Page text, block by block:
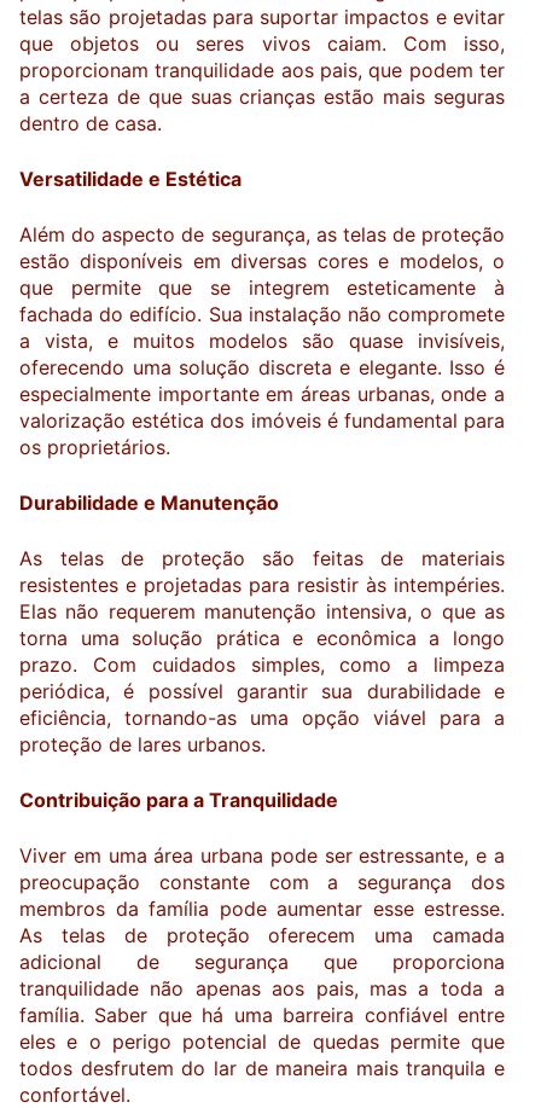
telas são projetadas para suportar impactos e evitar
que objetos ou seres vivos caiam. Com isso,
proporcionam tranquilidade aos pais, que podem ter
a certeza de que suas crianças estão mais seguras
dentro de casa.
Versatilidade e Estética
Além do aspecto de segurança, as telas de proteção
estão disponíveis em diversas cores e modelos, o
que permite que se integrem esteticamente à
fachada do edifício. Sua instalação não compromete
a vista, e muitos modelos são quase invisíveis,
oferecendo uma solução discreta e elegante. Isso é
especialmente importante em áreas urbanas, onde a
valorização estética dos imóveis é fundamental para
os proprietários.
Durabilidade e Manutenção
As telas de proteção são feitas de materiais
resistentes e projetadas para resistir às intempéries.
Elas não requerem manutenção intensiva, o que as
torna uma solução prática e econômica a longo
prazo. Com cuidados simples, como a limpeza
periódica, é possível garantir sua durabilidade e
eficiência, tornando-as uma opção viável para a
proteção de lares urbanos.
Contribuição para a Tranquilidade
Viver em uma área urbana pode ser estressante, e a
preocupação constante com a segurança dos
membros da família pode aumentar esse estresse.
As telas de proteção oferecem uma camada
adicional de segurança que proporciona
tranquilidade não apenas aos pais, mas a toda a
família. Saber que há uma barreira confiável entre
eles e o perigo potencial de quedas permite que
todos desfrutem do lar de maneira mais tranquila e
confortável.